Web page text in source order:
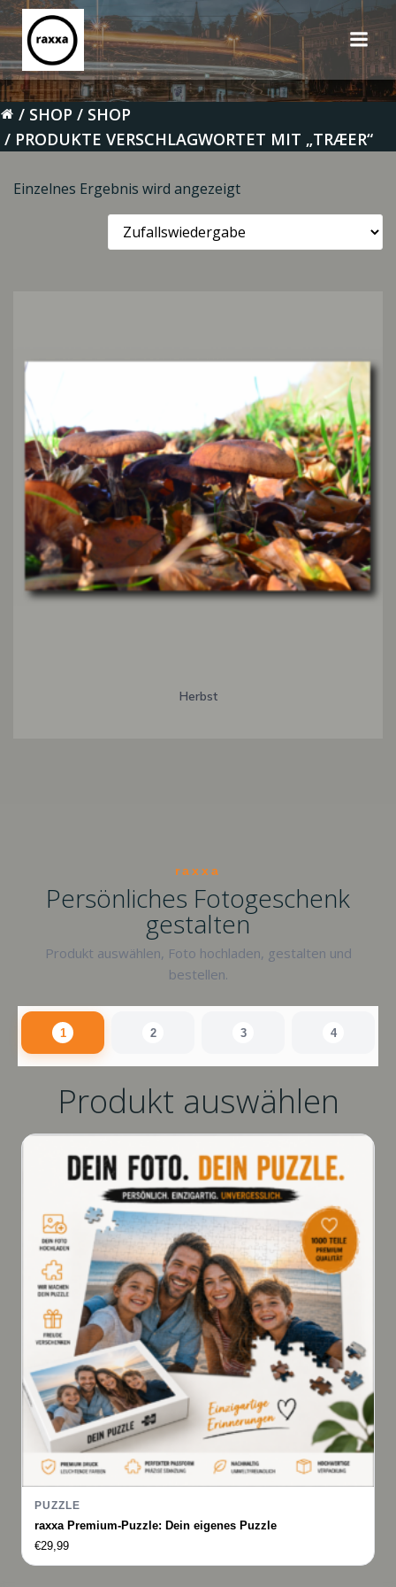
Zum
Inhalt
springen
SHOP
SHOP
PRODUKTE VERSCHLAGWORTET MIT „TRÆER“
Einzelnes Ergebnis wird angezeigt
Herbst
raxxa
Persönliches Fotogeschenk
gestalten
Produkt auswählen, Foto hochladen, gestalten und
bestellen.
1 2 3 4
Produkt auswählen
PUZZLE
raxxa Premium-Puzzle: Dein eigenes Puzzle
€29,99